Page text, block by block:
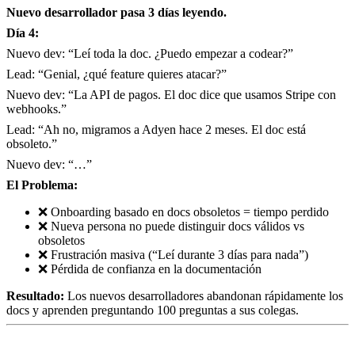
Nuevo desarrollador pasa 3 días leyendo.
Día 4:
Nuevo dev: “Leí toda la doc. ¿Puedo empezar a codear?”
Lead: “Genial, ¿qué feature quieres atacar?”
Nuevo dev: “La API de pagos. El doc dice que usamos Stripe con
webhooks.”
Lead: “Ah no, migramos a Adyen hace 2 meses. El doc está
obsoleto.”
Nuevo dev: “…”
El Problema:
❌ Onboarding basado en docs obsoletos = tiempo perdido
❌ Nueva persona no puede distinguir docs válidos vs
obsoletos
❌ Frustración masiva (“Leí durante 3 días para nada”)
❌ Pérdida de confianza en la documentación
Resultado: Los nuevos desarrolladores abandonan rápidamente los
docs y aprenden preguntando 100 preguntas a sus colegas.